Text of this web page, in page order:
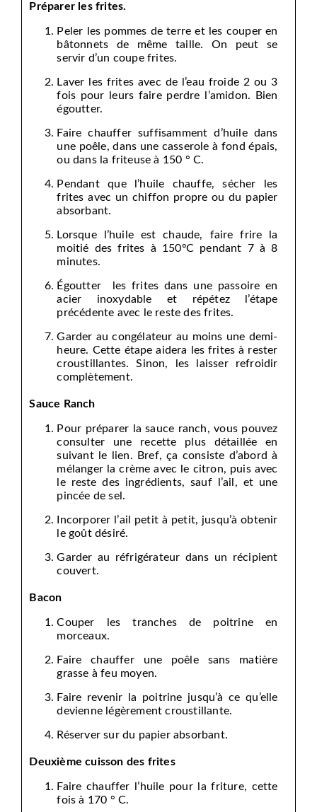
Préparer les frites.
Peler les pommes de terre et les couper en
bâtonnets de même taille. On peut se
servir d’un coupe frites.
Laver les frites avec de l’eau froide 2 ou 3
fois pour leurs faire perdre l’amidon. Bien
égoutter.
Faire chauffer suffisamment d’huile dans
une poêle, dans une casserole à fond épais,
ou dans la friteuse à 150 ° C.
Pendant que l’huile chauffe, sécher les
frites avec un chiffon propre ou du papier
absorbant.
Lorsque l’huile est chaude, faire frire la
moitié des frites à 150ºC pendant 7 à 8
minutes.
Égoutter les frites dans une passoire en
acier inoxydable et répétez l’étape
précédente avec le reste des frites.
Garder au congélateur au moins une demi-
heure. Cette étape aidera les frites à rester
croustillantes. Sinon, les laisser refroidir
complètement.
Sauce Ranch
Pour préparer la sauce ranch, vous pouvez
consulter une recette plus détaillée en
suivant le lien. Bref, ça consiste d’abord à
mélanger la crème avec le citron, puis avec
le reste des ingrédients, sauf l’ail, et une
pincée de sel.
Incorporer l’ail petit à petit, jusqu’à obtenir
le goût désiré.
Garder au réfrigérateur dans un récipient
couvert.
Bacon
Couper les tranches de poitrine en
morceaux.
Faire chauffer une poêle sans matière
grasse à feu moyen.
Faire revenir la poitrine jusqu’à ce qu’elle
devienne légèrement croustillante.
Réserver sur du papier absorbant.
Deuxième cuisson des frites
Faire chauffer l’huile pour la friture, cette
fois à 170 ° C.